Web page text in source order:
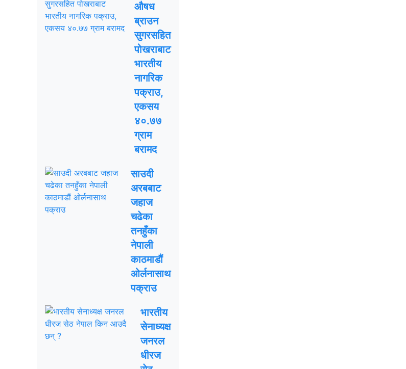
औषध
ब्राउन
सुगरसहित
पोखराबाट
भारतीय
नागरिक
पक्राउ,
एकसय
४०.७७
ग्राम
बरामद
साउदी
अरबबाट
जहाज
चढेका
तनहुँका
नेपाली
काठमाडौं
ओर्लनासाथ
पक्राउ
भारतीय
सेनाध्यक्ष
जनरल
धीरज